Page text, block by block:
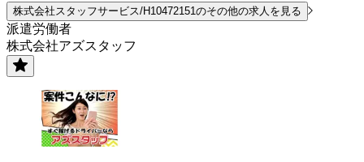
株式会社スタッフサービス/H10472151のその他の求人を見る
派遣労働者
株式会社アズスタッフ